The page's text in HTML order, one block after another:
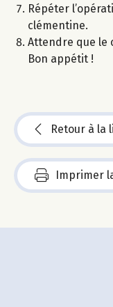
Répéter
clémentine.
Attendre que le
Bon appétit !
Retour à la
Imprimer